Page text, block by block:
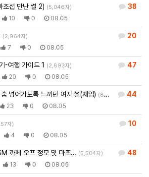
38
섭 만난 썰 2) (5,046자)
10 0 08.05
20
(2,964자)
7 0 08.05
47
-여행 가이드 1 (2,893자)
20 0 08.05
44
넘어가도록 느끼던 여자 썰(재업) (807자)
23 0 08.05
10
자)
4 0 08.05
48
까페 오프 정모 및 마조… (5,504자)
13 0 08.05